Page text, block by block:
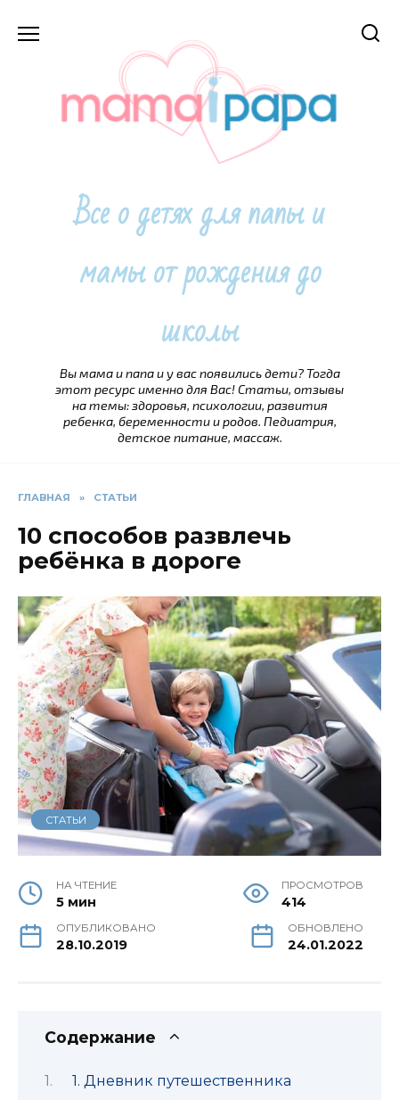
Все о детях для папы и
мамы от рождения до
школы
Вы мама и папа и у вас появились дети? Тогда
этот ресурс именно для Вас! Статьи, отзывы
на темы: здоровья, психологии, развития
ребенка, беременности и родов. Педиатрия,
детское питание, массаж.
ГЛАВНАЯ » СТАТЬИ
10 способов развлечь
ребёнка в дороге
СТАТЬИ
НА ЧТЕНИЕ
5 мин
ПРОСМОТРОВ
414
ОПУБЛИКОВАНО
28.10.2019
ОБНОВЛЕНО
24.01.2022
Содержание
1. Дневник путешественника